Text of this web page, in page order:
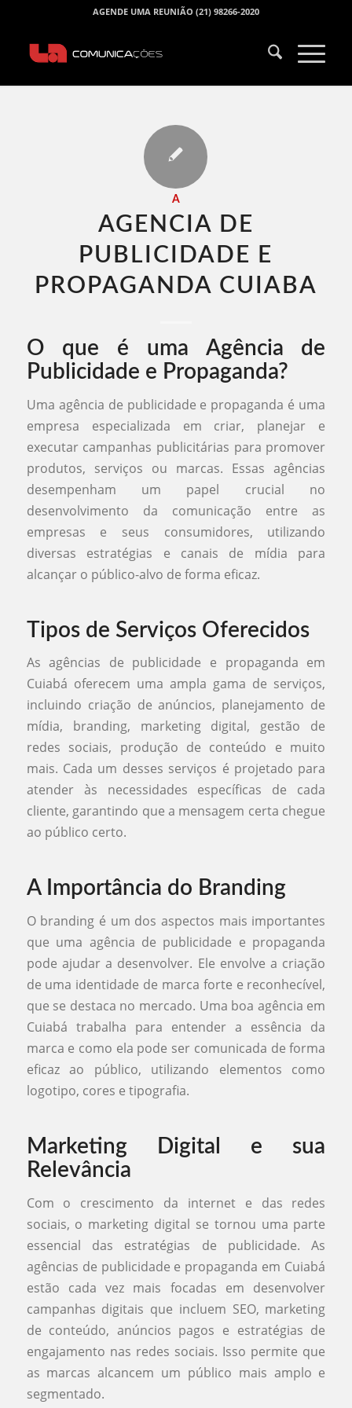
AGENDE UMA REUNIÃO (21) 98266-2020
A
AGENCIA DE
PUBLICIDADE E
PROPAGANDA CUIABA​
O que é uma Agência de
Publicidade e Propaganda?
Uma agência de publicidade e propaganda é uma
empresa especializada em criar, planejar e
executar campanhas publicitárias para promover
produtos, serviços ou marcas. Essas agências
desempenham um papel crucial no
desenvolvimento da comunicação entre as
empresas e seus consumidores, utilizando
diversas estratégias e canais de mídia para
alcançar o público-alvo de forma eficaz.
Tipos de Serviços Oferecidos
As agências de publicidade e propaganda em
Cuiabá oferecem uma ampla gama de serviços,
incluindo criação de anúncios, planejamento de
mídia, branding, marketing digital, gestão de
redes sociais, produção de conteúdo e muito
mais. Cada um desses serviços é projetado para
atender às necessidades específicas de cada
cliente, garantindo que a mensagem certa chegue
ao público certo.
A Importância do Branding
O branding é um dos aspectos mais importantes
que uma agência de publicidade e propaganda
pode ajudar a desenvolver. Ele envolve a criação
de uma identidade de marca forte e reconhecível,
que se destaca no mercado. Uma boa agência em
Cuiabá trabalha para entender a essência da
marca e como ela pode ser comunicada de forma
eficaz ao público, utilizando elementos como
logotipo, cores e tipografia.
Marketing Digital e sua
Relevância
Com o crescimento da internet e das redes
sociais, o marketing digital se tornou uma parte
essencial das estratégias de publicidade. As
agências de publicidade e propaganda em Cuiabá
estão cada vez mais focadas em desenvolver
campanhas digitais que incluem SEO, marketing
de conteúdo, anúncios pagos e estratégias de
engajamento nas redes sociais. Isso permite que
as marcas alcancem um público mais amplo e
segmentado.